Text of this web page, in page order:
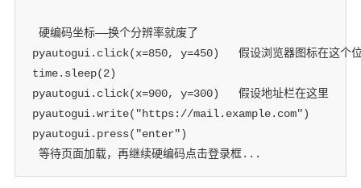
硬编码坐标——换个分辨率就废了
pyautogui. click(x=850, y=450)
假设浏览器图标在这个
time. sleep(2)
pyautogui. click(x=900, y=300)
假设地址栏在这里
pyautogui.write( "https://mail.example.com")
pyautogui. press( "enter")
等待页面加载，再继续硬编码点击登录框...